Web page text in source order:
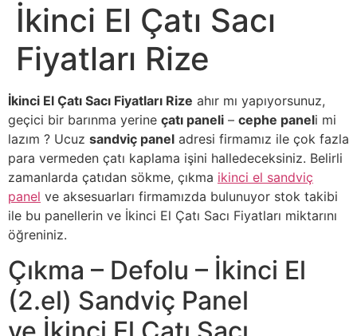
İkinci El Çatı Sacı
Fiyatları Rize
İkinci El Çatı Sacı Fiyatları Rize ahır mı yapıyorsunuz,
geçici bir barınma yerine çatı paneli – cephe paneli mi
lazım ? Ucuz sandviç panel adresi firmamız ile çok fazla
para vermeden çatı kaplama işini halledeceksiniz. Belirli
zamanlarda çatıdan sökme, çıkma ikinci el sandviç
panel ve aksesuarları firmamızda bulunuyor stok takibi
ile bu panellerin ve İkinci El Çatı Sacı Fiyatları miktarını
öğreniniz.
Çıkma – Defolu – İkinci El
(2.el) Sandviç Panel